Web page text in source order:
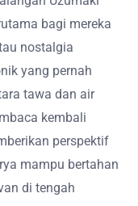
bagi mereka
nostalgia
yang pernah
tawa dan air
kembali
perspektif
mampu bertahan
di tengah